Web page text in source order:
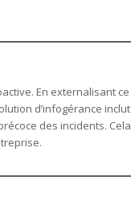
En externalisant ce
d’infogérance inclut
des incidents. Cela